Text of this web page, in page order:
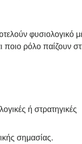
φυσιολογικό
ποιο ρόλο παίζουν
ή στρατηγικές
σημασίας.